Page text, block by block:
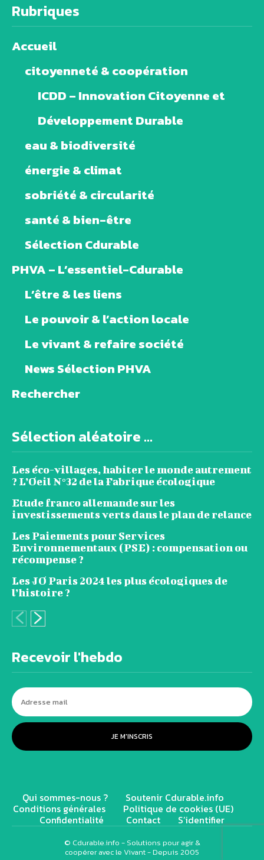
Rubriques
Accueil
citoyenneté & coopération
ICDD – Innovation Citoyenne et
Développement Durable
eau & biodiversité
énergie & climat
sobriété & circularité
santé & bien-être
Sélection Cdurable
PHVA – L’essentiel-Cdurable
L’être & les liens
Le pouvoir & l’action locale
Le vivant & refaire société
News Sélection PHVA
Rechercher
Sélection aléatoire ...
Les éco-villages, habiter le monde autrement
? L’Oeil N°32 de la Fabrique écologique
Etude franco allemande sur les
investissements verts dans le plan de relance
Les Paiements pour Services
Environnementaux (PSE) : compensation ou
récompense ?
Les JO Paris 2024 les plus écologiques de
l’histoire ?
Recevoir l'hebdo
JE M'INSCRIS
Qui sommes-nous ? Soutenir Cdurable.info
Conditions générales Politique de cookies (UE)
Confidentialité Contact S’identifier
© Cdurable.info - Solutions pour agir &
coopérer avec le Vivant - Depuis 2005